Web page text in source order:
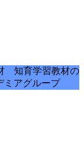
知育学習教材の
ミアグループ